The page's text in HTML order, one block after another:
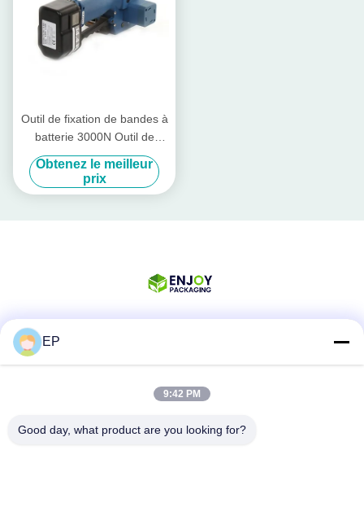
Outil de fixation de bandes à
batterie 3000N Outil de
fixation de bandes
rechargeable Pp PET Band
13 mm - 19 mm
Obtenez le meilleur
prix
Contactez rapidement
EP
9:42 PM
Good day, what product are you looking for?